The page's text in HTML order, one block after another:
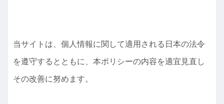
当サイトは、個人情報に関して適用される日本の法令
を遵守するとともに、本ポリシーの内容を適宜見直し
その改善に努めます。